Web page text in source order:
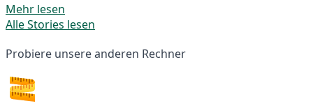
Mehr lesen
Alle Stories lesen
Probiere unsere anderen Rechner